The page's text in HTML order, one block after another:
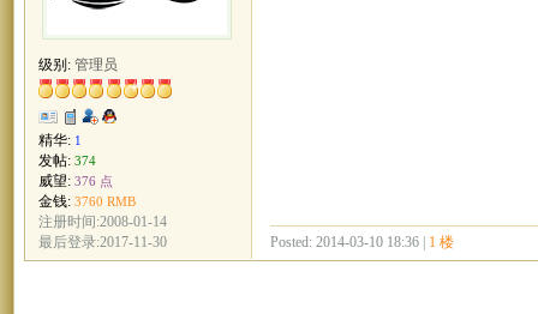
级别: 管理员
精华: 1
发帖: 374
威望: 376 点
金钱: 3760 RMB
注册时间:2008-01-14
最后登录:2017-11-30
Posted: 2014-03-10 18:36 | 1 楼